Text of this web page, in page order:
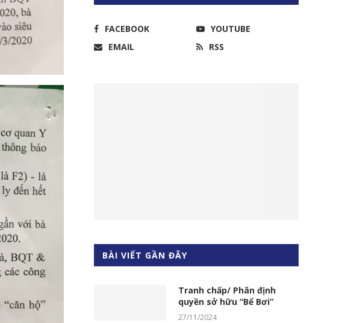
FACEBOOK
YOUTUBE
EMAIL
RSS
BÀI VIẾT GẦN ĐÂY
Tranh chấp/ Phân định
quyền sở hữu “Bể Bơi”
27/11/2024